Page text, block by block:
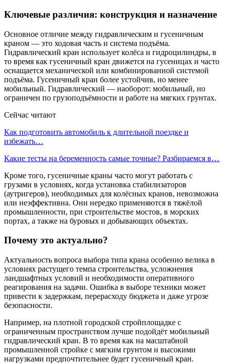
Ключевые различия: конструкция и назначение
Основное отличие между гидравлическим и гусеничным
краном — это ходовая часть и система подъёма.
Гидравлический кран использует колёса и гидроцилиндры, в
то время как гусеничный кран движется на гусеницах и часто
оснащается механической или комбинированной системой
подъёма. Гусеничный кран более устойчив, но менее
мобильный. Гидравлический — наоборот: мобильный, но
ограничен по грузоподъёмности и работе на мягких грунтах.
Сейчас читают
Как подготовить автомобиль к длительной поездке и
избежать…
Какие тесты на беременность самые точные? Разбираемся в…
Кроме того, гусеничные краны часто могут работать с
грузами в условиях, когда установка стабилизаторов
(аутригеров), необходимых для колёсных кранов, невозможна
или неэффективна. Они нередко применяются в тяжёлой
промышленности, при строительстве мостов, в морских
портах, а также на буровых и добывающих объектах.
Почему это актуально?
Актуальность вопроса выбора типа крана особенно велика в
условиях растущего темпа строительства, усложнения
ландшафтных условий и необходимости оперативного
реагирования на задачи. Ошибка в выборе техники может
привести к задержкам, перерасходу бюджета и даже угрозе
безопасности.
Например, на плотной городской стройплощадке с
ограниченным пространством лучше подойдёт мобильный
гидравлический кран. В то время как на масштабной
промышленной стройке с мягким грунтом и высокими
нагрузками предпочтительнее будет гусеничный кран.